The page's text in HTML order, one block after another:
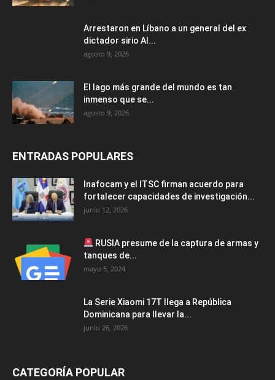
Arrestaron en Líbano a un general del ex
dictador sirio Al...
agosto 9, 2026
El lago más grande del mundo es tan
inmenso que se...
agosto 9, 2026
ENTRADAS POPULARES
Inafocam y el ITSC firman acuerdo para
fortalecer capacidades de investigación...
junio 12, 2026
RUSIA presume de la captura de armas y
tanques de...
mayo 5, 2024
La Serie Xiaomi 17T llega a República
Dominicana para llevar la...
junio 26, 2026
CATEGORÍA POPULAR